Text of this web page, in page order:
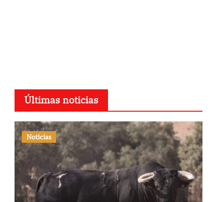
Últimas noticias
Noticias